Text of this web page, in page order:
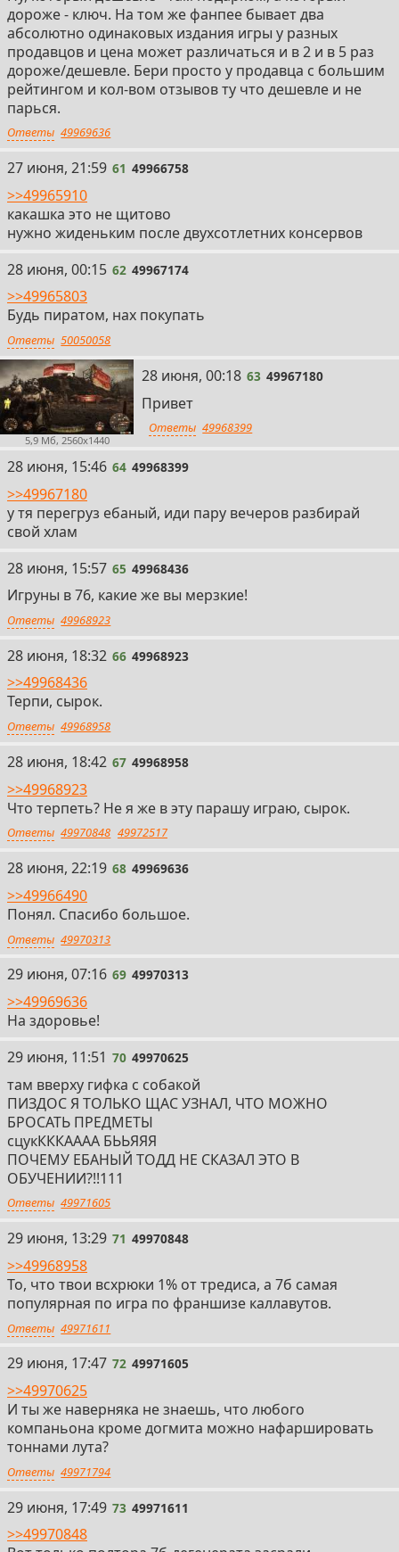
дороже - ключ. На том же фанпее бывает два
абсолютно одинаковых издания игры у разных
продавцов и цена может различаться и в 2 и в 5 раз
дороже/дешевле. Бери просто у продавца с большим
рейтингом и кол-вом отзывов ту что дешевле и не
парься.
Ответы 49969636
61
27 июня, 21:59 61 49966758
>>49965910
какашка это не щитово
нужно жиденьким после двухсотлетних консервов
62
28 июня, 00:15 62 49967174
>>49965803
Будь пиратом, нах покупать
Ответы 50050058
5,9 Мб, 2560x1440
63
28 июня, 00:18 63 49967180
Привет
Ответы 49968399
64
28 июня, 15:46 64 49968399
>>49967180
у тя перегруз ебаный, иди пару вечеров разбирай
свой хлам
65
28 июня, 15:57 65 49968436
Игруны в 76, какие же вы мерзкие!
Ответы 49968923
66
28 июня, 18:32 66 49968923
>>49968436
Терпи, сырок.
Ответы 49968958
67
28 июня, 18:42 67 49968958
>>49968923
Что терпеть? Не я же в эту парашу играю, сырок.
Ответы 49970848 49972517
68
28 июня, 22:19 68 49969636
>>49966490
Понял. Спасибо большое.
Ответы 49970313
69
29 июня, 07:16 69 49970313
>>49969636
На здоровье!
70
29 июня, 11:51 70 49970625
там вверху гифка с собакой
ПИЗДОС Я ТОЛЬКО ЩАС УЗНАЛ, ЧТО МОЖНО
БРОСАТЬ ПРЕДМЕТЫ
сцукКККАААА БЬЬЯЯЯ
ПОЧЕМУ ЕБАНЫЙ ТОДД НЕ СКАЗАЛ ЭТО В
ОБУЧЕНИИ?!!111
Ответы 49971605
71
29 июня, 13:29 71 49970848
>>49968958
То, что твои всхрюки 1% от тредиса, а 7б самая
популярная по игра по франшизе каллавутов.
Ответы 49971611
72
29 июня, 17:47 72 49971605
>>49970625
И ты же наверняка не знаешь, что любого
компаньона кроме догмита можно нафаршировать
тоннами лута?
Ответы 49971794
73
29 июня, 17:49 73 49971611
>>49970848